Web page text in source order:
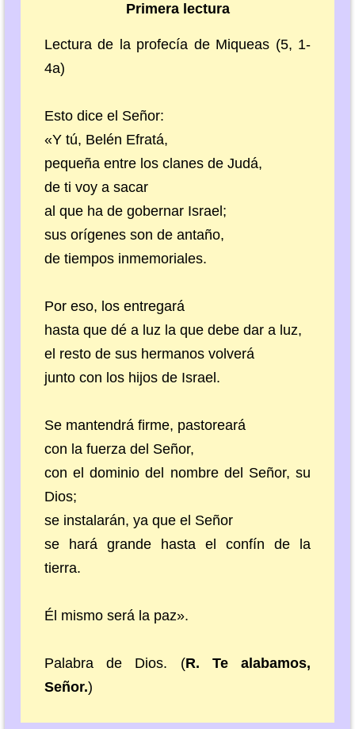
Primera lectura
Lectura de la profecía de Miqueas (5, 1-
4a)
Esto dice el Señor:
«Y tú, Belén Efratá,
pequeña entre los clanes de Judá,
de ti voy a sacar
al que ha de gobernar Israel;
sus orígenes son de antaño,
de tiempos inmemoriales.
Por eso, los entregará
hasta que dé a luz la que debe dar a luz,
el resto de sus hermanos volverá
junto con los hijos de Israel.
Se mantendrá firme, pastoreará
con la fuerza del Señor,
con el dominio del nombre del Señor, su
Dios;
se instalarán, ya que el Señor
se hará grande hasta el confín de la
tierra.
Él mismo será la paz».
Palabra de Dios. (R. Te alabamos,
Señor.)